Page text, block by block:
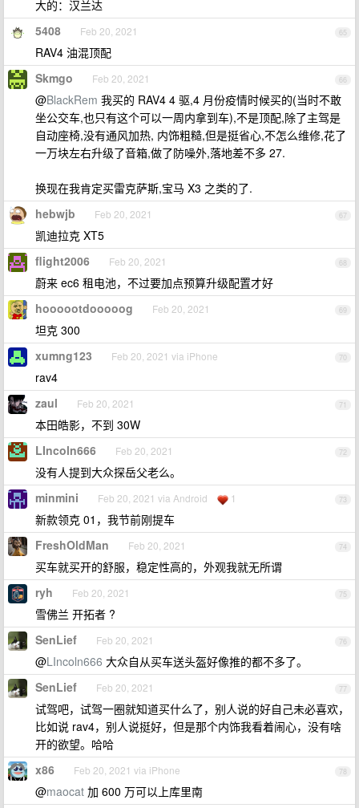
大的：汉兰达
65
5408 Feb 20, 2021
RAV4 油混顶配
66
Skmgo Feb 20, 2021
@BlackRem 我买的 RAV4 4 驱,4 月份疫情时候买的(当时不敢
坐公交车,也只有这个可以一周内拿到车),不是顶配,除了主驾是
自动座椅,没有通风加热, 内饰粗糙,但是挺省心,不怎么维修,花了
一万块左右升级了音箱,做了防噪外,落地差不多 27.
换现在我肯定买雷克萨斯,宝马 X3 之类的了.
67
hebwjb Feb 20, 2021
凯迪拉克 XT5
68
flight2006 Feb 20, 2021
蔚来 ec6 租电池，不过要加点预算升级配置才好
69
hoooootdooooog Feb 20, 2021
坦克 300
70
xumng123 Feb 20, 2021 via iPhone
rav4
71
zaul Feb 20, 2021
本田皓影，不到 30W
72
LIncoln666 Feb 20, 2021
没有人提到大众探岳父老么。
73
minmini Feb 20, 2021 via Android 1
新款领克 01，我节前刚提车
74
FreshOldMan Feb 20, 2021
买车就买开的舒服，稳定性高的，外观我就无所谓
75
ryh Feb 20, 2021
雪佛兰 开拓者 ?
76
SenLief Feb 20, 2021
@LIncoln666 大众自从买车送头盔好像推的都不多了。
77
SenLief Feb 20, 2021
试驾吧，试驾一圈就知道买什么了，别人说的好自己未必喜欢，
比如说 rav4，别人说挺好，但是那个内饰我看着闹心，没有啥
开的欲望。哈哈
78
x86 Feb 20, 2021 via iPhone
@maocat 加 600 万可以上库里南